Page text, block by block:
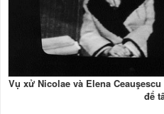
Vụ xử Nicolae và Elena
để